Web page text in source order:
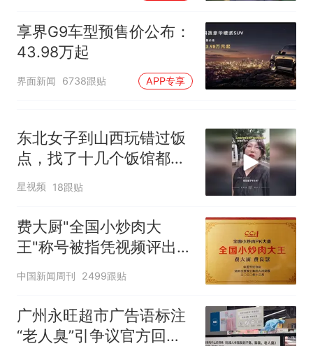
享界G9车型预售价公布：
43.98万起
界面新闻 6738跟贴 APP专享
东北女子到山西玩错过饭
点，找了十几个饭馆都没
开门：午休到几点
星视频 18跟贴
费大厨"全国小炒肉大
王"称号被指凭视频评出
官方回应
中国新闻周刊 2499跟贴
广州永旺超市广告语标注
“老人臭”引争议官方回